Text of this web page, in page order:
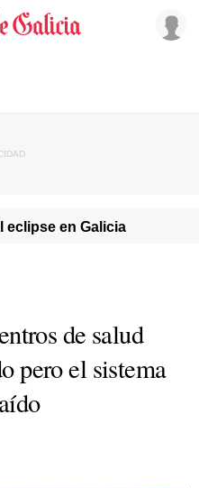
eclipse en Galicia
de salud
pero el sistema